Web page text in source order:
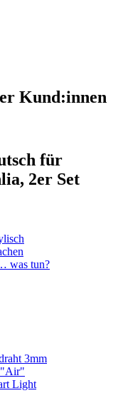
Kund:innen
für
2er Set
was tun?
3mm
"Air"
Light